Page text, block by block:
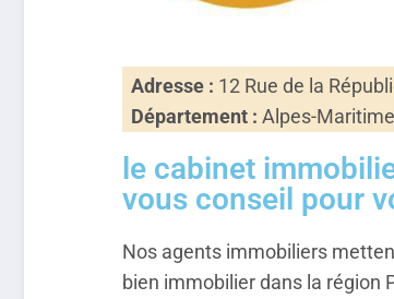
Adresse : 12 Rue de la
Département : Alpes-
le cabinet
vous conseil pour
Nos agents immobiliers
bien immobilier dans la région